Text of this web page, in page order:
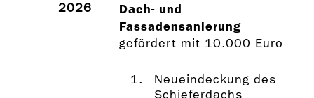
2026
Dach- und
Fassadensanierung
gefördert mit 10.000 Euro
Neueindeckung des
Schieferdachs